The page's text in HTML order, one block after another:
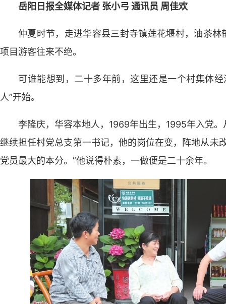
岳阳日报全媒体记者 张小弓 通讯员 周佳欢
仲夏时节，走进华容县三封寺镇莲花堰村，油茶
项目游客往来不绝。
可谁能想到，二十多年前，这里还是一个村集体
人”开始。
李隆庆，华容本地人，1969年出生，1995年入党
继续担任村党总支第一书记，他的岗位在变，阵地从未
党员最大的本分。”他说得朴素，一做便是二十余年。